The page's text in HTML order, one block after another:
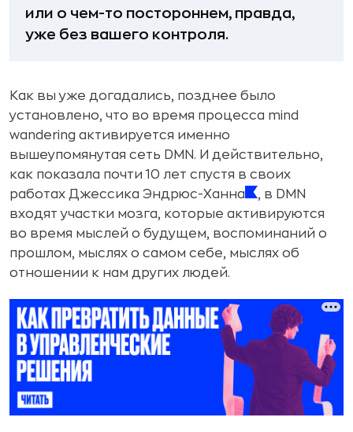
или о чем-то постороннем, правда,
уже без вашего контроля.
Как вы уже догадались, позднее было
установлено, что во время процесса mind
wandering активируется именно
вышеупомянутая сеть DMN. И действительно,
как показала почти 10 лет спустя в своих
работах Джессика Эндрюс-Ханна
, в DMN
входят участки мозга, которые активируются
во время мыслей о будущем, воспоминаний о
прошлом, мыслях о самом себе, мыслях об
отношении к нам других людей.